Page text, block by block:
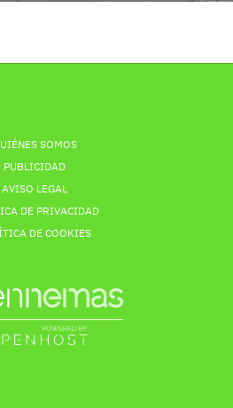
SOMOS
PUBLICIDAD
AVISO LEGAL
DE PRIVACIDAD
DE COOKIES